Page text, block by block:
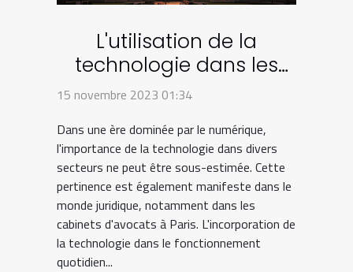
L'utilisation de la
technologie dans les
cabinets d'avocats à
15 novembre 2023 01:34
Dans une ère dominée par le numérique,
l'importance de la technologie dans divers
secteurs ne peut être sous-estimée. Cette
pertinence est également manifeste dans le
monde juridique, notamment dans les
cabinets d'avocats à Paris. L'incorporation de
la technologie dans le fonctionnement
quotidien...